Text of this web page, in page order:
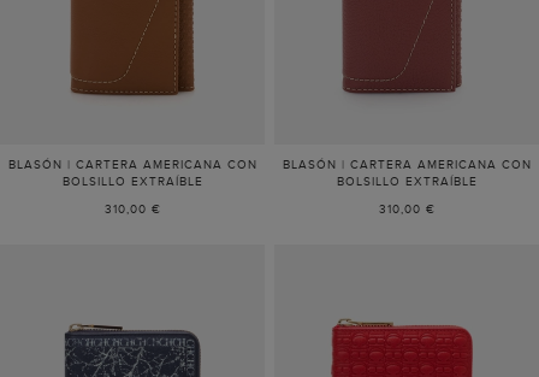
BLASÓN | CARTERA AMERICANA CON
BOLSILLO EXTRAÍBLE
310,00 €
BLASÓN | CARTERA AMERICANA CON
BOLSILLO EXTRAÍBLE
310,00 €